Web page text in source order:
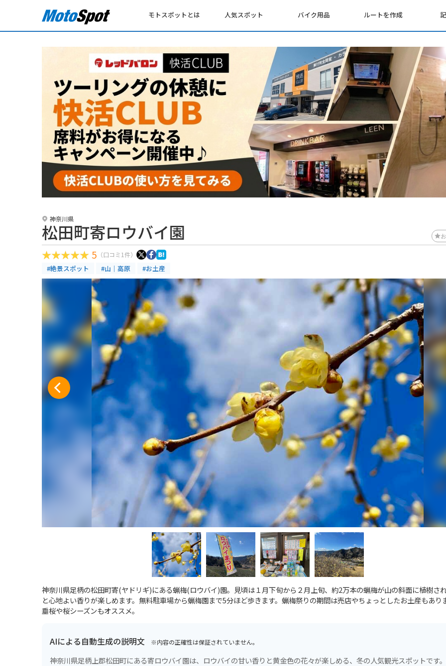
モトスポットとは 人気スポット バイク用品 ルートを作成
神奈川県
松田町寄ロウバイ園
5 （口コミ1件）
#絶景スポット #山｜高原 #お土産
神奈川県足柄の松田町寄(ヤドリギ)にある蝋梅(ロウバイ)園。見頃は１月下旬から２月上旬、約2万本の蝋梅が山の斜面に植樹さ
と心地よい香りが楽しめます。無料駐車場から蝋梅園まで5分ほど歩きます。蝋梅祭りの期間は売店やちょっとしたお土産もあり
垂桜や桜シーズンもオススメ。
AIによる自動生成の説明文 ※内容の正確性は保証されていません。
神奈川県足柄上郡松田町にある寄ロウバイ園は、ロウバイの甘い香りと黄金色の花々が楽しめる、冬の人気観光スポットです